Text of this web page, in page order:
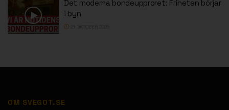
Det moderna bondeupproret: Friheten börjar
i byn
OM SVEGOT.SE